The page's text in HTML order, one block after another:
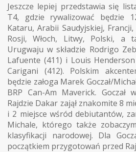
Jeszcze lepiej przedstawia się
T4, gdzie rywalizować będzie
Kataru, Arabii Saudyjskiej,
Rosji, Włoch, Litwy, Polski, a
Urugwaju w składzie Rodrigo
Lafuente (411) i Louis
Carigani (412). Polskim
będzie załoga Marek Goczał/
BRP Can-Am Maverick.
Rajdzie Dakar zajął znakomite 8
i 2 miejsce wśród debiutantów,
Michale, którego także
klasyfikacji narodowej. Dla
początkiem przygotowań przed